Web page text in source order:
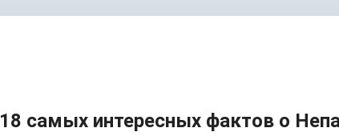
18 самых интересных фактов о